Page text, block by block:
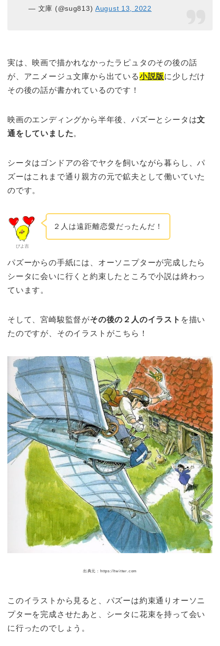
— 文庫 (@sug813) August 13, 2022
実は、映画で描かれなかったラピュタのその後の話
が、アニメージュ文庫から出ている小説版に少しだけ
その後の話が書かれているのです！
映画のエンディングから半年後、パズーとシータは文
通をしていました。
シータはゴンドアの谷でヤクを飼いながら暮らし、パ
ズーはこれまで通り親方の元で鉱夫として働いていた
のです。
ぴよ吉
２人は遠距離恋愛だったんだ！
パズーからの手紙には、オーソニプターが完成したら
シータに会いに行くと約束したところで小説は終わっ
ています。
そして、宮崎駿監督がその後の２人のイラスト を描い
たのですが、そのイラストがこちら！
出典元：https://twitter.com
このイラストから見ると、パズーは約束通りオーソニ
プターを完成させたあと、シータに花束を持って会い
に行ったのでしょう。